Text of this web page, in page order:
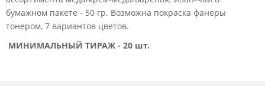
бумажном пакете - 50 гр. Возможна покраска фанеры
тонером, 7 вариантов цветов.
МИНИМАЛЬНЫЙ ТИРАЖ - 20 шт.